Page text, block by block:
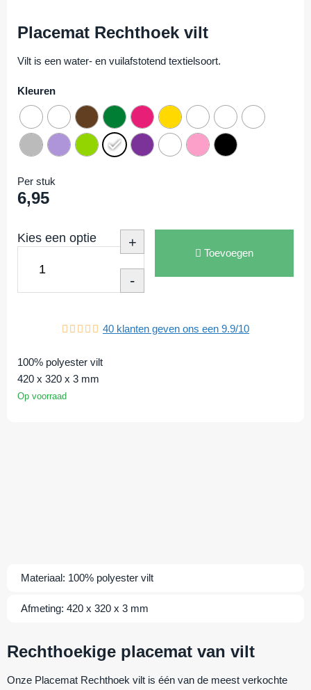
Placemat Rechthoek vilt
Vilt is een water- en vuilafstotend textielsoort.
Kleuren
Per stuk
6,95
Kies een optie +
-
Toevoegen
40 klanten geven ons een 9.9/10
100% polyester vilt
420 x 320 x 3 mm
Op voorraad
Materiaal: 100% polyester vilt
Afmeting: 420 x 320 x 3 mm
Rechthoekige placemat van vilt
Onze Placemat Rechthoek vilt is één van de meest verkochte